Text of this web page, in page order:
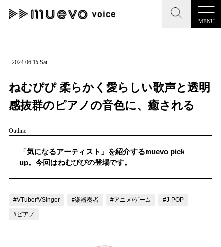
MENU
CLOSE
記事を検索する
人気ワード
#男性SSW #ポップス #女性SSW
CLOSE
"読者の声を形にする”音楽特化メディア
MENU
記事一覧
お問い合わせ
2024.06.15 Sat
ねむぴぴ 柔らかく愛らしい歌声と透明
感抜群のピアノの音色に、癒される
Outline
「気になるアーティスト」を紹介するmuevo pick
up。今回はねむぴぴの登場です。
#VTuber/VSinger #楽器奏者 #アニメ/ゲーム #J-POP
#ピアノ